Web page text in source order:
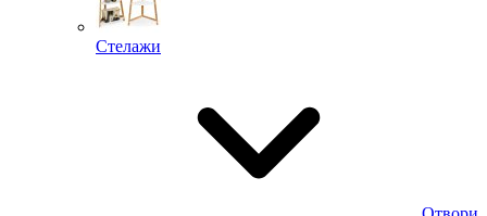
Стелажи